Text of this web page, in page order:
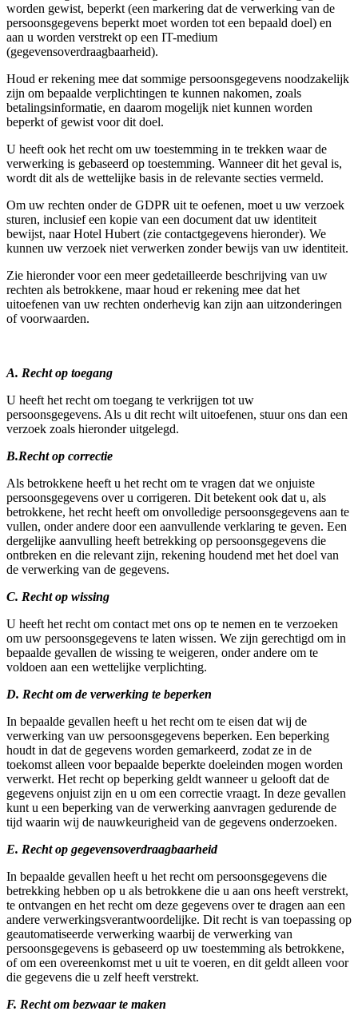
worden gewist, beperkt (een markering dat de verwerking van de
persoonsgegevens beperkt moet worden tot een bepaald doel) en
aan u worden verstrekt op een IT-medium
(gegevensoverdraagbaarheid).
Houd er rekening mee dat sommige persoonsgegevens noodzakelijk
zijn om bepaalde verplichtingen te kunnen nakomen, zoals
betalingsinformatie, en daarom mogelijk niet kunnen worden
beperkt of gewist voor dit doel.
U heeft ook het recht om uw toestemming in te trekken waar de
verwerking is gebaseerd op toestemming. Wanneer dit het geval is,
wordt dit als de wettelijke basis in de relevante secties vermeld.
Om uw rechten onder de GDPR uit te oefenen, moet u uw verzoek
sturen, inclusief een kopie van een document dat uw identiteit
bewijst, naar Hotel Hubert (zie contactgegevens hieronder). We
kunnen uw verzoek niet verwerken zonder bewijs van uw identiteit.
Zie hieronder voor een meer gedetailleerde beschrijving van uw
rechten als betrokkene, maar houd er rekening mee dat het
uitoefenen van uw rechten onderhevig kan zijn aan uitzonderingen
of voorwaarden.
A. Recht op toegang
U heeft het recht om toegang te verkrijgen tot uw
persoonsgegevens. Als u dit recht wilt uitoefenen, stuur ons dan een
verzoek zoals hieronder uitgelegd.
B.Recht op correctie
Als betrokkene heeft u het recht om te vragen dat we onjuiste
persoonsgegevens over u corrigeren. Dit betekent ook dat u, als
betrokkene, het recht heeft om onvolledige persoonsgegevens aan te
vullen, onder andere door een aanvullende verklaring te geven. Een
dergelijke aanvulling heeft betrekking op persoonsgegevens die
ontbreken en die relevant zijn, rekening houdend met het doel van
de verwerking van de gegevens.
C. Recht op wissing
U heeft het recht om contact met ons op te nemen en te verzoeken
om uw persoonsgegevens te laten wissen. We zijn gerechtigd om in
bepaalde gevallen de wissing te weigeren, onder andere om te
voldoen aan een wettelijke verplichting.
D. Recht om de verwerking te beperken
In bepaalde gevallen heeft u het recht om te eisen dat wij de
verwerking van uw persoonsgegevens beperken. Een beperking
houdt in dat de gegevens worden gemarkeerd, zodat ze in de
toekomst alleen voor bepaalde beperkte doeleinden mogen worden
verwerkt. Het recht op beperking geldt wanneer u gelooft dat de
gegevens onjuist zijn en u om een correctie vraagt. In deze gevallen
kunt u een beperking van de verwerking aanvragen gedurende de
tijd waarin wij de nauwkeurigheid van de gegevens onderzoeken.
E. Recht op gegevensoverdraagbaarheid
In bepaalde gevallen heeft u het recht om persoonsgegevens die
betrekking hebben op u als betrokkene die u aan ons heeft verstrekt,
te ontvangen en het recht om deze gegevens over te dragen aan een
andere verwerkingsverantwoordelijke. Dit recht is van toepassing op
geautomatiseerde verwerking waarbij de verwerking van
persoonsgegevens is gebaseerd op uw toestemming als betrokkene,
of om een overeenkomst met u uit te voeren, en dit geldt alleen voor
die gegevens die u zelf heeft verstrekt.
F. Recht om bezwaar te maken